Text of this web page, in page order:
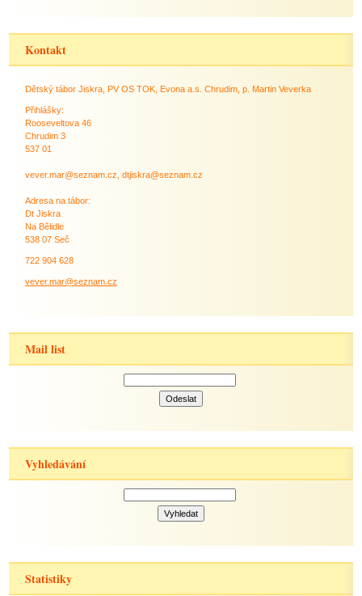
Kontakt
Dětský tábor Jiskra, PV OS TOK, Evona a.s. Chrudim, p. Martin Veverka
Přihlášky:
Rooseveltova 46
Chrudim 3
537 01
vever.mar@seznam.cz, dtjiskra@seznam.cz
Adresa na tábor:
Dt Jiskra
Na Bělidle
538 07 Seč
722 904 628
vever.mar@seznam.cz
Mail list
Vyhledávání
Statistiky